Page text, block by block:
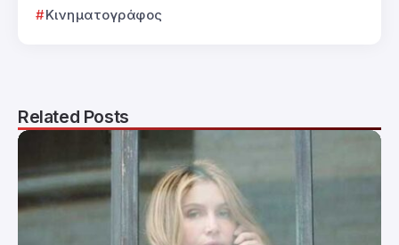
Κινηματογράφος
Related Posts